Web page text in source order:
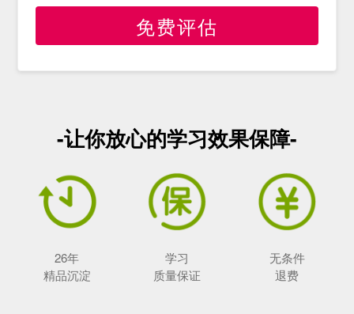
免费评估
-让你放心的学习效果保障-
26年
精品沉淀
学习
质量保证
无条件
退费